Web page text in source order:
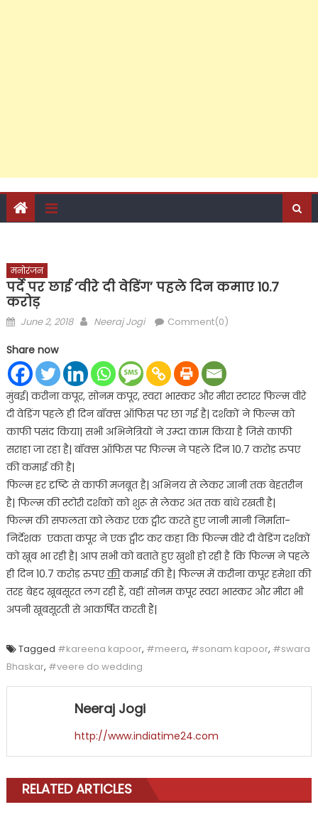
मनोरंजन
पर्दे पर छाई ‘वीरे दी वेडिंग’ पहले दिन कमाए 10.7
करोड़
Posted
June 2, 2018 Author
Neeraj Jogi Comment(0)
Share now
मुंबई| करीना कपूर, सोनम कपूर, स्वरा भास्कर और मीरा स्टारर फिल्म वीरे
दी वेडिंग पहले ही दिन बॉक्स ऑफिस पर छा गई है| दर्शकों ने फिल्म को
काफी पसंद किया| सभी अभिनेत्रियों ने उम्दा काम किया है जिसे काफी
सराहा जा रहा है| बॉक्स ऑफिस पर फिल्म ने पहले दिन 10.7 करोड़ रुपए
की कमाई की है|
फिल्म हर दृष्टि से काफी मजबूत है| अभिनय से लेकर ज्ञानी तक बेहतरीन
है| फिल्म की स्टोरी दर्शकों को शुरू से लेकर अंत तक बांधे रखती है|
फिल्म की सफलता को लेकर एक ट्वीट करते हुए जानी मानी निर्माता-
निर्देशक एकता कपूर ने एक ट्वीट कर कहा कि फिल्म वीरे दी वेडिंग दर्शकों
को खूब भा रही है| आप सभी को बताते हुए खुशी हो रही है कि फिल्म ने पहले
ही दिन 10.7 करोड़ रुपएकीकमाई की है| फिल्म में करीना कपूर हमेशा की
तरह बेहद खूबसूरत लग रही हैं, वहीं सोनम कपूर स्वरा भास्कर और मीरा भी
अपनी खूबसूरती से आकर्षित करती हैं|
Tagged #kareena kapoor, #meera, #sonam kapoor, #swara
Bhaskar, #veere do wedding
Neeraj Jogi
http://www.indiatime24.com
RELATED ARTICLES